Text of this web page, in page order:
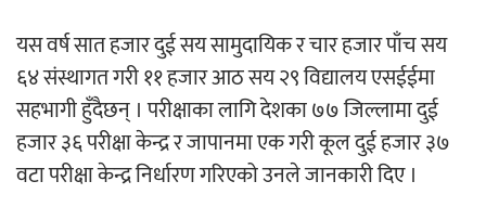
यस वर्ष सात हजार दुई सय सामुदायिक र चार हजार पाँच सय
६४ संस्थागत गरी ११ हजार आठ सय २९ विद्यालय एसईईमा
सहभागी हुँदैछन् । परीक्षाका लागि देशका ७७ जिल्लामा दुई
हजार ३६ परीक्षा केन्द्र र जापानमा एक गरी कूल दुई हजार ३७
वटा परीक्षा केन्द्र निर्धारण गरिएको उनले जानकारी दिए ।